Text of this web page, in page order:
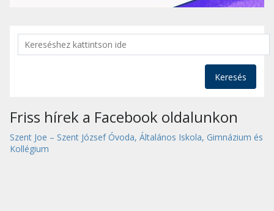
Keresés
Friss hírek a Facebook oldalunkon
Szent Joe – Szent József Óvoda, Általános Iskola, Gimnázium és
Kollégium